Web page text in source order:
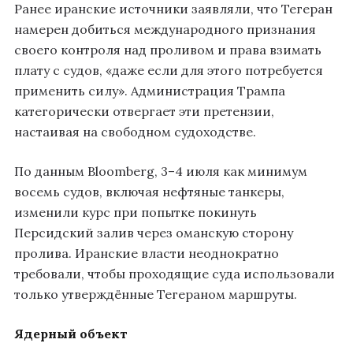
Ранее иранские источники заявляли, что Тегеран
намерен добиться международного признания
своего контроля над проливом и права взимать
плату с судов, «даже если для этого потребуется
применить силу». Администрация Трампа
категорически отвергает эти претензии,
настаивая на свободном судоходстве.
По данным Bloomberg, 3–4 июля как минимум
восемь судов, включая нефтяные танкеры,
изменили курс при попытке покинуть
Персидский залив через оманскую сторону
пролива. Иранские власти неоднократно
требовали, чтобы проходящие суда использовали
только утверждённые Тегераном маршруты.
Ядерный объект